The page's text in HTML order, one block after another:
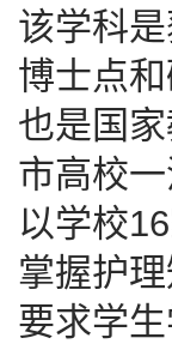
该学科
博士点和
也是国
市高校一
以学校
掌握护
要求学